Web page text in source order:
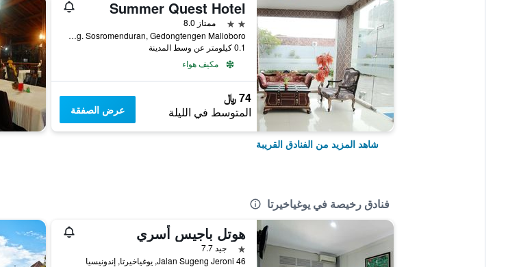
Summer Quest Hotel
2 نجمتين
ممتاز 8.0
Jalan Sosrowijayan, Gg. Sosromenduran, Gedongtengen Malioboro, يوغياخيرتا, إندونيسيا
0.1 كيلومتر عن وسط المدينة
مكيف هواء
74 ﷼
المتوسط في الليلة عرض الصفقة
شاهد المزيد من الفنادق القريبة
فنادق رخيصة في يوغياخيرتا
هوتل باجيس أسري
نجمة واحدة
جيد 7.7
46 Jalan Sugeng Jeroni, يوغياخيرتا, إندونيسيا